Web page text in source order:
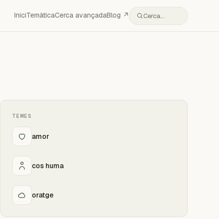
IniciTemàticaCerca avançadaBlog ↗ Cerca…
TEMES
amor
cos huma
oratge